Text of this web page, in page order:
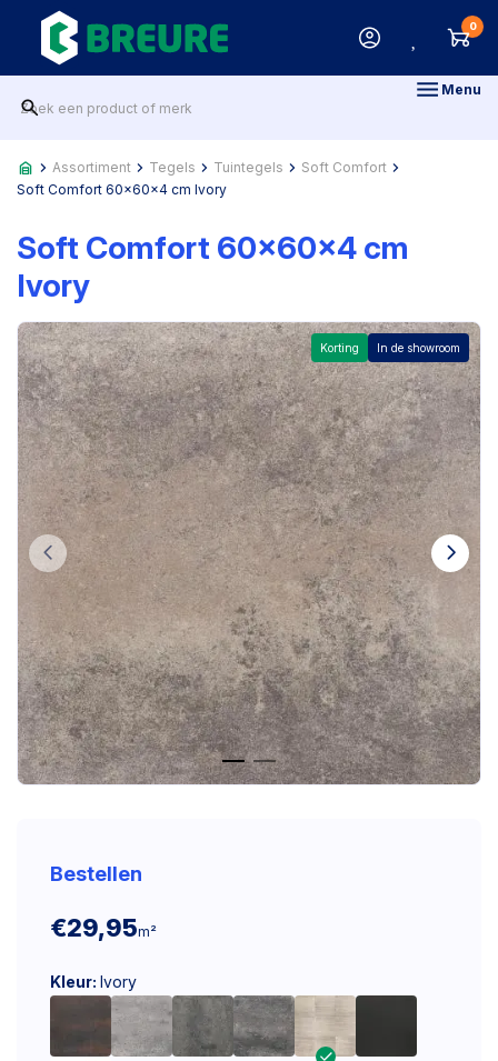
0
Menu
Assortiment Tegels Tuintegels
Soft Comfort
Soft Comfort 60x60x4 cm Ivory
Soft Comfort 60x60x4 cm
Ivory
Korting In de showroom
Bestellen
€29,95m²
Kleur: Ivory